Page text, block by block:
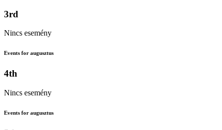
3rd
Nincs esemény
Events for augusztus
4th
Nincs esemény
Events for augusztus